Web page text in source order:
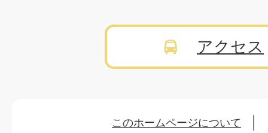
アクセス
このホームページについて